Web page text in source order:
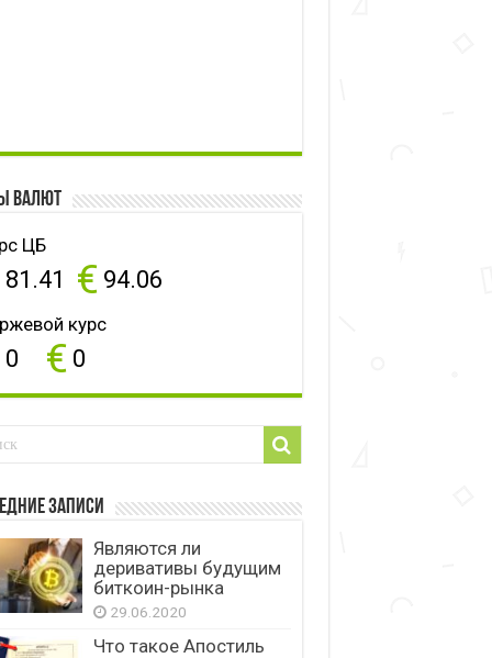
валют
ЦБ
81.41 € 94.06
курс
0 € 0
записи
Являются ли
деривативы будущим
биткоин-рынка
29.06.2020
Что такое Апостиль